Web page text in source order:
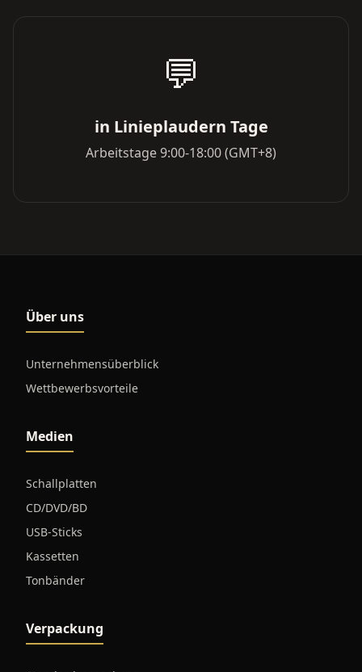
💬
in Linieplaudern Tage
Arbeitstage 9:00-18:00 (GMT+8)
Über uns
Unternehmensüberblick
Wettbewerbsvorteile
Medien
Schallplatten
CD/DVD/BD
USB-Sticks
Kassetten
Tonbänder
Verpackung